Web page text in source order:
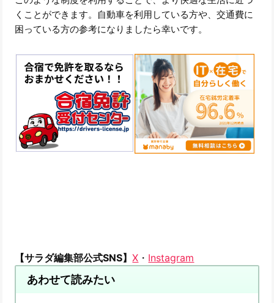
くことができます。自動車を利用している方や、交通費に
困っている方の参考になりましたら幸いです。
【サラダ編集部公式SNS】X ・ Instagram
あわせて読みたい